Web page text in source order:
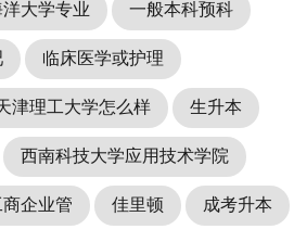
大学专业 一般本科预科
临床医学或护理
津理工大学怎么样 生升本
西南科技大学应用技术学院
商企业管 佳里顿 成考升本